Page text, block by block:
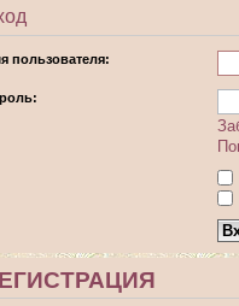
пользователя: